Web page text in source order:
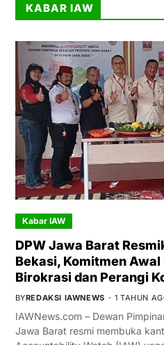
KABAR IAW
Kabar IAW
DPW Jawa Barat
Bekasi, Komitmen
Birokrasi dan Perangi
BYREDAKSI IAWNEWS 1 TAHUN
IAWNews.com – Dewan
Jawa Barat resmi membuka